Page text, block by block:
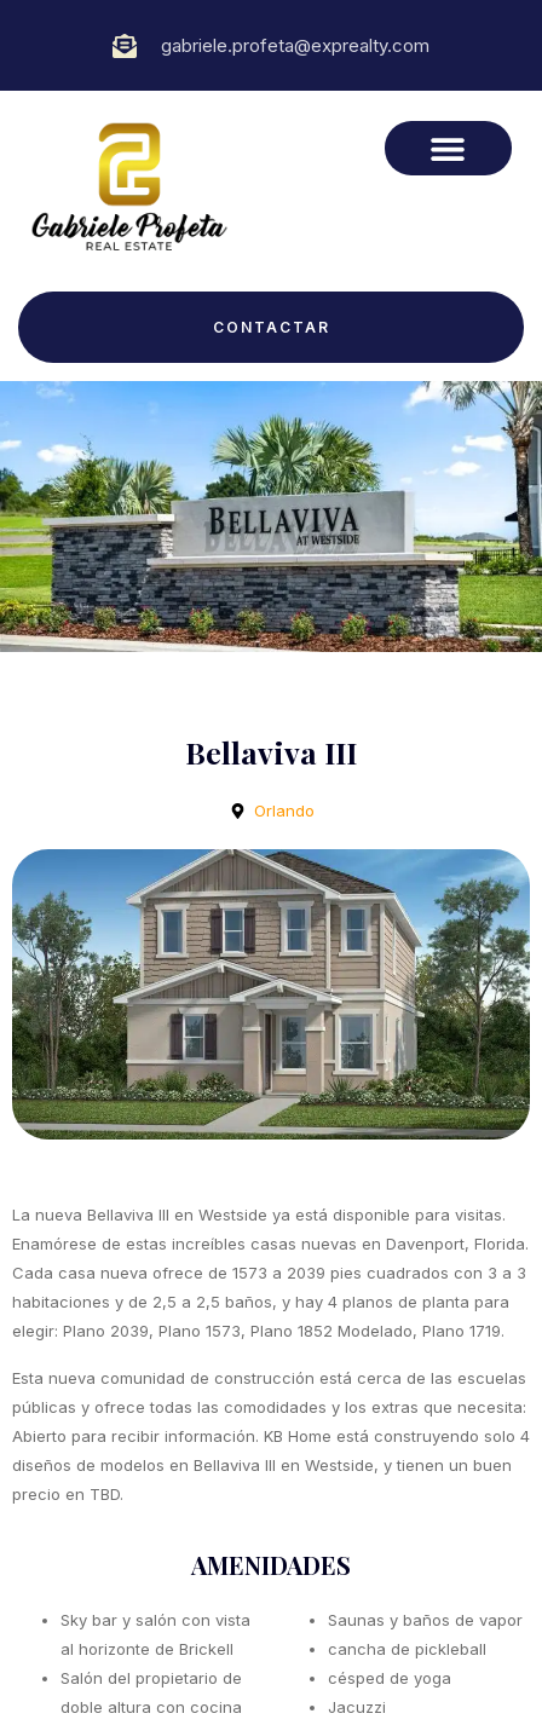
gabriele.profeta@exprealty.com
CONTACTAR
Bellaviva III
Orlando
La nueva Bellaviva III en Westside ya está disponible para visitas.
Enamórese de estas increíbles casas nuevas en Davenport, Florida.
Cada casa nueva ofrece de 1573 a 2039 pies cuadrados con 3 a 3
habitaciones y de 2,5 a 2,5 baños, y hay 4 planos de planta para
elegir: Plano 2039, Plano 1573, Plano 1852 Modelado, Plano 1719.
Esta nueva comunidad de construcción está cerca de las escuelas
públicas y ofrece todas las comodidades y los extras que necesita:
Abierto para recibir información. KB Home está construyendo solo 4
diseños de modelos en Bellaviva III en Westside, y tienen un buen
precio en TBD.
AMENIDADES
Sky bar y salón con vista
al horizonte de Brickell
Salón del propietario de
doble altura con cocina
Saunas y baños de vapor
cancha de pickleball
césped de yoga
Jacuzzi